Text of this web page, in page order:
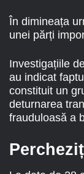
În dimineața
unei părți
Investigațiile
au indicat
constituit un
deturnarea
frauduloasă a